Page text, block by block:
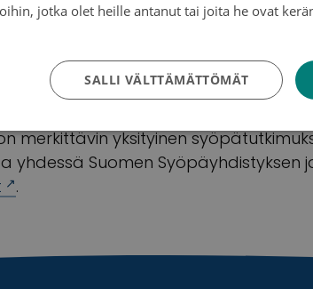
toimiva Syöpäsäätiö tukee
syöpätutkimusta, jotta kenenkään ei
merkittävin yksityinen
yhdessä Suomen Syöpäyhdistyksen
.
jotka olet heille antanut tai joita he ovat
SALLI VÄLTTÄMÄTTÖMÄT